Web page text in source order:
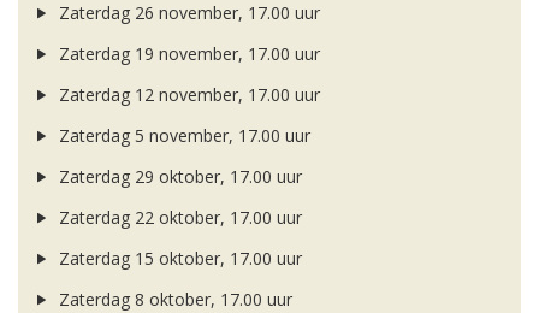
Zaterdag 26 november, 17.00 uur
Zaterdag 19 november, 17.00 uur
Zaterdag 12 november, 17.00 uur
Zaterdag 5 november, 17.00 uur
Zaterdag 29 oktober, 17.00 uur
Zaterdag 22 oktober, 17.00 uur
Zaterdag 15 oktober, 17.00 uur
Zaterdag 8 oktober, 17.00 uur